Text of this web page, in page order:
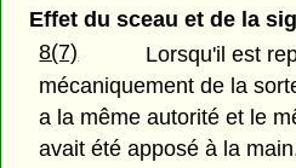
Effet du sceau et de la
8(7)
Lorsqu'il est
mécaniquement de la
a la même autorité et le
avait été apposé à la